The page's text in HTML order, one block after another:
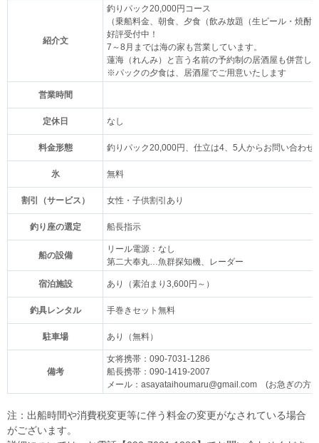
紹介文
釣りパック20,000円コース
（乗船料金、朝食、夕食（飲み放題（生ビール・焼酎
好評受付中！
7～8月までは海の家も営業しています。
蓮海（れんみ）と言う名前の予約制の居酒屋も併営し
※パックの夕食は、居酒屋でご用意いたします
営業時間
定休日 なし
料金形態 釣りパック20,000円、仕立は4、5人からお問い合わせ
氷 無料
割引（サービス） 女性・子供割引あり
釣り座の選定 船長指示
船の設備
リール電源：なし
第二大奉丸…魚群探知機、レーダー
宿泊施設 あり（素泊まり3,600円～）
釣具レンタル 手巻きセット無料
駐車場 あり（無料）
備考
女将携帯：090-7031-1286
船長携帯：090-1419-2007
メール：asayataihoumaru@gmail.com (お急ぎの方
注：出船時間や消費税変更等に伴う料金の変更がなされている場合
がございます。